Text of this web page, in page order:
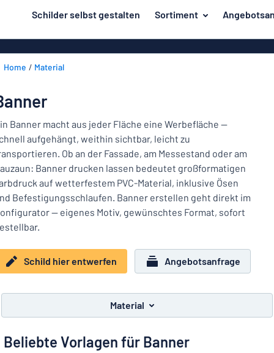
springen
Schilder selbst gestalten Sortiment
Material
Haus und Heim
Büro und Arbeitsplatz
Verkehr und Fahrzeuge
Aufkleber
Namensschilder
Alle Kategorien anzeigen
Das Gesuchte nicht gefunden? Schild hier entwerfen
Unsere
Bestseller
Herstellung
Material
Branche
Haus
und
und
Arbeitsplatz
Alle Kategorien anzeigen
Angebotsanfrage
Einloggen
zum
entwerfen
Home Material
Banner macht aus jeder Fläche eine Werbefläche —
aufgehängt, weithin sichtbar, leicht zu
Ob an der Fassade, am Messestand oder am
Banner drucken lassen bedeutet großformatigen
auf wetterfestem PVC-Material, inklusive Ösen
Befestigungsschlaufen. Banner erstellen geht direkt im
— eigenes Motiv, gewünschtes Format, sofort
Schild hier entwerfen Angebotsanfrage
Material
Beliebte Vorlagen für Banner